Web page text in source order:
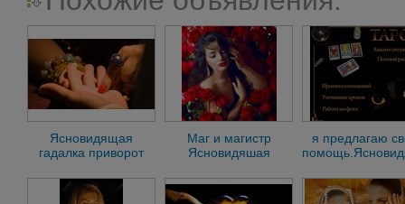
Ясновидящая
гадалка приворот
Маг и магистр
Ясновидяшая
убрать соперника
я предлагаю
убрать